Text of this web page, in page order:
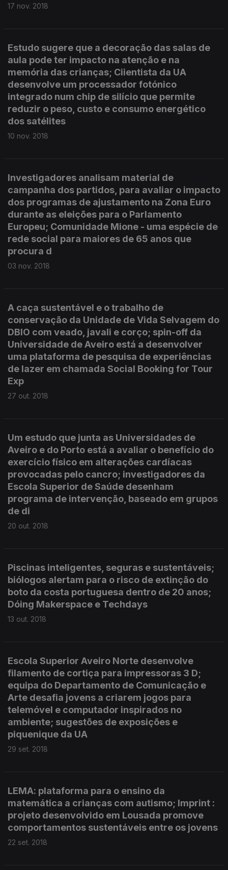
17 nov. 2018
Estudo sugere que a decoração das salas de
aula pode ter impacto na atenção e na
memória das crianças; Ciientista da UA
desenvolve um processador fotónico
integrado num chip de silício que permite
reduzir o peso, custo e consumo energético
dos satélites
10 nov. 2018
Investigadores analisam material de
campanha dos partidos, para avaliar o impacto
dos programas de ajustamento na Zona Euro
durante as eleições para o Parlamento
Europeu; Comunidade Mione - uma espécie de
rede social para maiores de 65 anos que
procura d
03 nov. 2018
A caça sustentável e o trabalho de
conservação da Unidade de Vida Selvagem do
DBIO com veado, javali e corço; spin-off da
Universidade de Aveiro está a desenvolver
uma plataforma de pesquisa de experiências
de lazer em chamada Social Booking for Tour
Exp
27 out. 2018
Um estudo que junta as Universidades de
Aveiro e do Porto está a avaliar o benefício do
exercício físico em alterações cardíacas
provocadas pelo cancro; investigadores da
Escola Superior de Saúde desenham
programa de intervenção, baseado em grupos
de di
20 out. 2018
Piscinas inteligentes, seguras e sustentáveis;
biólogos alertam para o risco de extinção do
boto da costa portuguesa dentro de 20 anos;
Dóing Makerspace e Techdays
13 out. 2018
Escola Superior Aveiro Norte desenvolve
filamento de cortiça para impressoras 3 D;
equipa do Departamento de Comunicação e
Arte desafia jovens a criarem jogos para
telemóvel e computador inspirados no
ambiente; sugestões de exposições e
piquenique da UA
29 set. 2018
LEMA: plataforma para o ensino da
matemática a crianças com autismo; Imprint :
projeto desenvolvido em Lousada promove
comportamentos sustentáveis entre os jovens
22 set. 2018